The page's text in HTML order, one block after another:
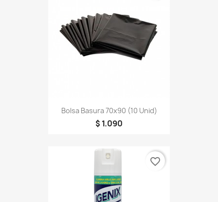
Bolsa Basura 70x90 (10 Unid)
$ 1.090
favorite_border